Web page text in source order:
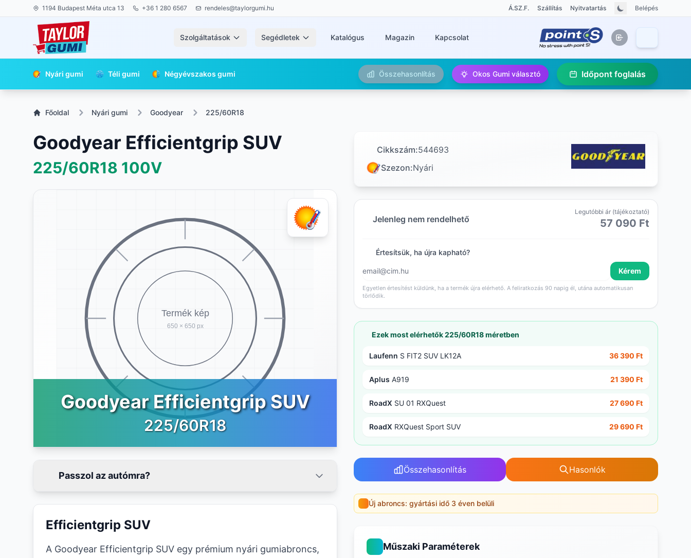
1194 Budapest Méta utca 13 +36 1 280 6567 rendeles@taylorgumi.hu Á.SZ.F. Szállítás Nyitvatartás Belépés
Szolgáltatások Segédletek Katalógus Magazin Kapcsolat
Nyári gumi Téli gumi Négyévszakos gumi Összehasonlítás Okos Gumi választó Időpont foglalás
Főoldal Nyári gumi Goodyear 225/60R18
Goodyear Efficientgrip SUV
225/60R18 100V
Goodyear Efficientgrip SUV
225/60R18
Passzol az autómra?
Efficientgrip SUV
A Goodyear Efficientgrip SUV egy prémium nyári gumiabroncs,
Cikkszám:544693
Szezon:Nyári
Jelenleg nem rendelhető
Legutóbbi ár (tájékoztató)
57 090 Ft
Értesítsük, ha újra kapható?
Kérem
Egyetlen értesítést küldünk, ha a termék újra elérhető. A feliratkozás 90 napig él, utána automatikusan
törlődik.
Ezek most elérhetők 225/60R18 méretben
Laufenn S FIT2 SUV LK12A 36 390 Ft
Aplus A919 21 390 Ft
RoadX SU 01 RXQuest 27 690 Ft
RoadX RXQuest Sport SUV 29 690 Ft
Összehasonlítás Hasonlók
Új abroncs: gyártási idő 3 éven belüli
Műszaki Paraméterek